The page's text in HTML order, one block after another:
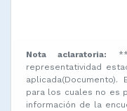
Nota aclaratoria:
representatividad
para los cuales no es
información de la